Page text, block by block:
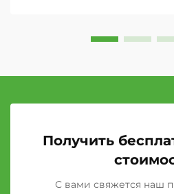
Получить
С вами свяжется наш